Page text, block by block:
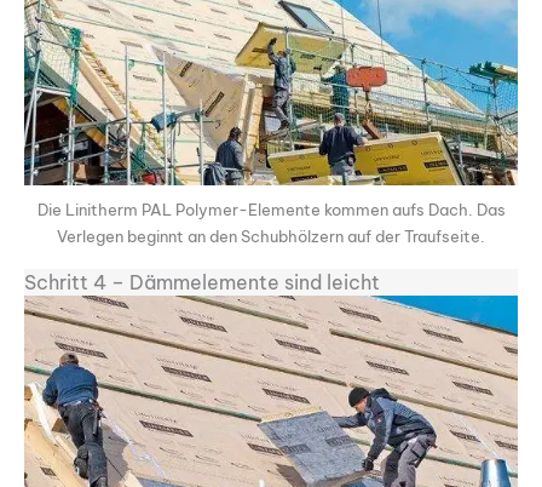
Die Linitherm PAL Polymer-Elemente kommen aufs Dach. Das
Verlegen beginnt an den Schubhölzern auf der Traufseite.
Schritt 4 – Dämmelemente sind leicht